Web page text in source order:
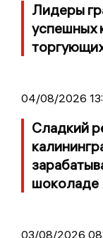
Лидеры
успешных
04/08/2026
Сладкий
шоколаде
03/08/2026